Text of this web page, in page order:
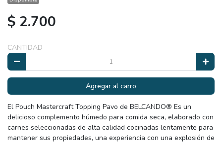
$ 2.700
CANTIDAD
Agregar al carro
El Pouch Mastercraft Topping Pavo de BELCANDO® Es un
delicioso complemento húmedo para comida seca, elaborado con
carnes seleccionadas de alta calidad cocinadas lentamente para
mantener sus propiedades, una experiencia con una explosión de